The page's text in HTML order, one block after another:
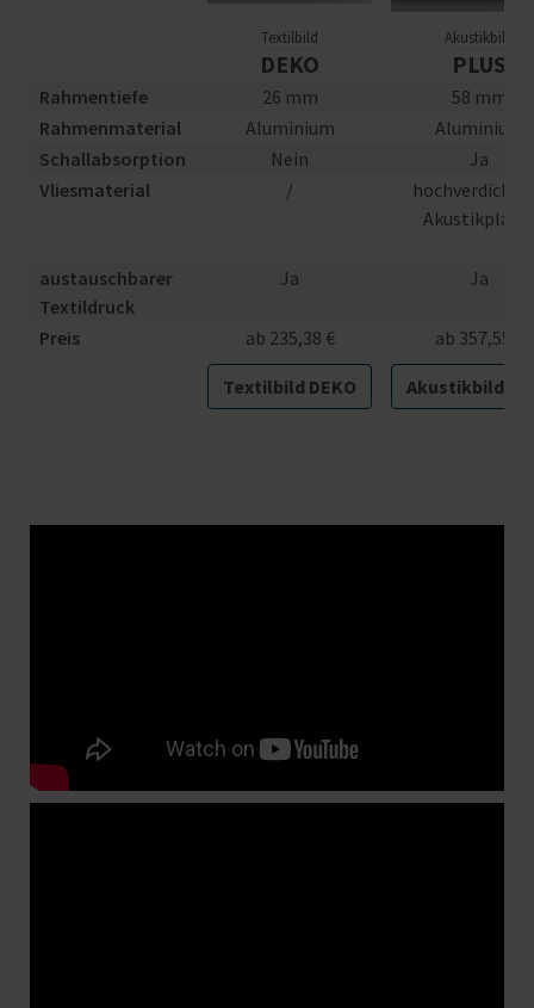
Textilbild
DEKO
Akustikbild
PLUS
Rahmentiefe 26 mm
58 mm
Rahmenmaterial
Aluminium
Aluminium
Schallabsorption
Nein
Ja
Vliesmaterial
/
austauschbarer
Textildruck
Ja Ja
Preis ab 235,38 € ab 357,55 €
Textilbild DEKO Akustikbild